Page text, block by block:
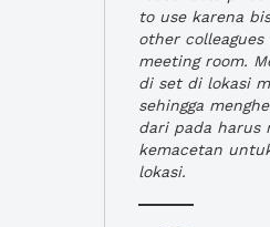
to use karena
other
meeting room.
di set di lokasi
sehingga
dari pada harus
kemacetan
lokasi.